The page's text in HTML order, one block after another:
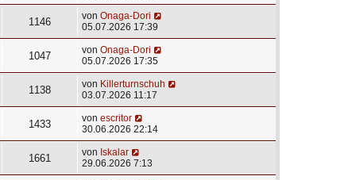
1146 von Onaga-Dori
05.07.2026 17:39
1047 von Onaga-Dori
05.07.2026 17:35
1138 von Killerturnschuh
03.07.2026 11:17
1433 von escritor
30.06.2026 22:14
1661 von Iskalar
29.06.2026 7:13